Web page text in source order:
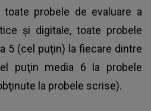
probele de evaluare a
şi digitale, toate probele
5 (cel puţin) la fiecare dintre
puţin media 6 la probele
la probele scrise).